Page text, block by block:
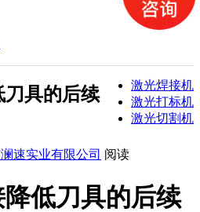
激光焊接机
激光打标机
激光切割机
刀具的后续
速实业有限公司 阅读
低刀具的后续